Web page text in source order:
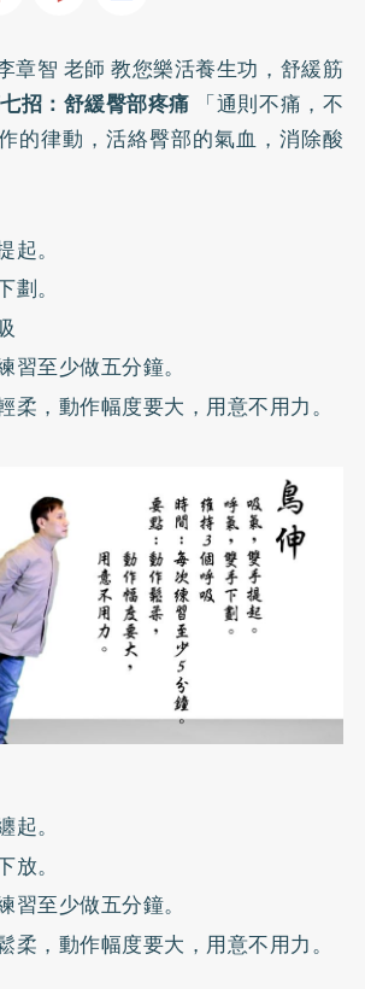
章智 老師 教您樂活養生功，舒緩筋
招：舒緩臀部疼痛 「通則不痛，不
的律動，活絡臀部的氣血，消除酸
起。
劃。
習至少做五分鐘。
柔，動作幅度要大，用意不用力。
起。
放。
習至少做五分鐘。
柔，動作幅度要大，用意不用力。